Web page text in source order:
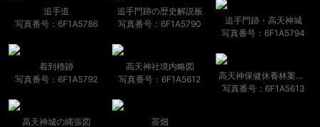
追手道
写真番号：6F1A5786
追手門跡の歴史解説板
写真番号：6F1A5790
追手門跡・高天神城
写真番号：6F1A5794
着到櫓跡
写真番号：6F1A5792
高天神社境内略図
写真番号：6F1A5612
高天神保健休養林案内図
写真番号：6F1A5613
高天神城の縄張図
茶畑